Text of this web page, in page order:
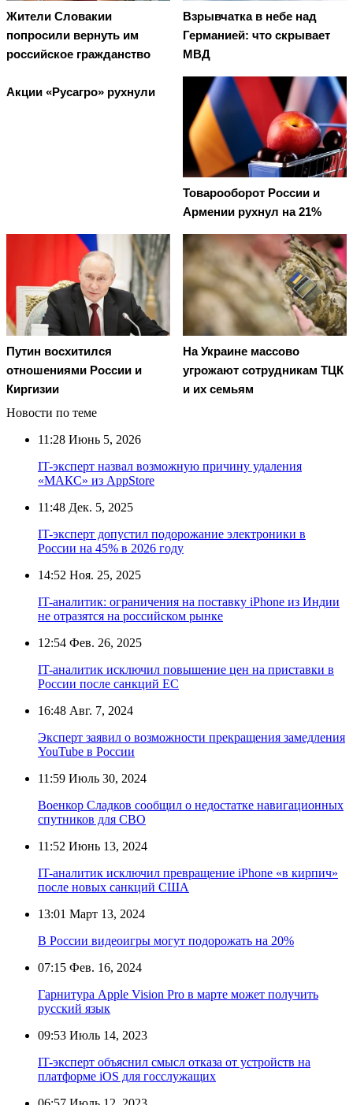
Жители Словакии
попросили вернуть им
российское гражданство
Взрывчатка в небе над
Германией: что скрывает
МВД
Акции «Русагро» рухнули
Товарооборот России и
Армении рухнул на 21%
Путин восхитился
отношениями России и
Киргизии
На Украине массово
угрожают сотрудникам ТЦК
и их семьям
Новости по теме
11:28 Июнь 5, 2026
IT-эксперт назвал возможную причину удаления
«МАКС» из AppStore
11:48 Дек. 5, 2025
IT-эксперт допустил подорожание электроники в
России на 45% в 2026 году
14:52 Ноя. 25, 2025
IT-аналитик: ограничения на поставку iPhone из Индии
не отразятся на российском рынке
12:54 Фев. 26, 2025
IT-аналитик исключил повышение цен на приставки в
России после санкций ЕС
16:48 Авг. 7, 2024
Эксперт заявил о возможности прекращения замедления
YouTube в России
11:59 Июль 30, 2024
Военкор Сладков сообщил о недостатке навигационных
спутников для СВО
11:52 Июнь 13, 2024
IT-аналитик исключил превращение iPhone «в кирпич»
после новых санкций США
13:01 Март 13, 2024
В России видеоигры могут подорожать на 20%
07:15 Фев. 16, 2024
Гарнитура Apple Vision Pro в марте может получить
русский язык
09:53 Июль 14, 2023
IT-эксперт объяснил смысл отказа от устройств на
платформе iOS для госслужащих